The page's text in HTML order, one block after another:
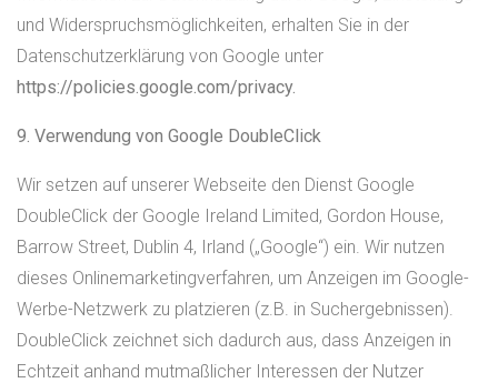
und Widerspruchsmöglichkeiten, erhalten Sie in der
Datenschutzerklärung von Google unter
https://policies.google.com/privacy.
9. Verwendung von Google DoubleClick
Wir setzen auf unserer Webseite den Dienst Google
DoubleClick der Google Ireland Limited, Gordon House,
Barrow Street, Dublin 4, Irland („Google“) ein. Wir nutzen
dieses Onlinemarketingverfahren, um Anzeigen im Google-
Werbe-Netzwerk zu platzieren (z.B. in Suchergebnissen).
DoubleClick zeichnet sich dadurch aus, dass Anzeigen in
Echtzeit anhand mutmaßlicher Interessen der Nutzer